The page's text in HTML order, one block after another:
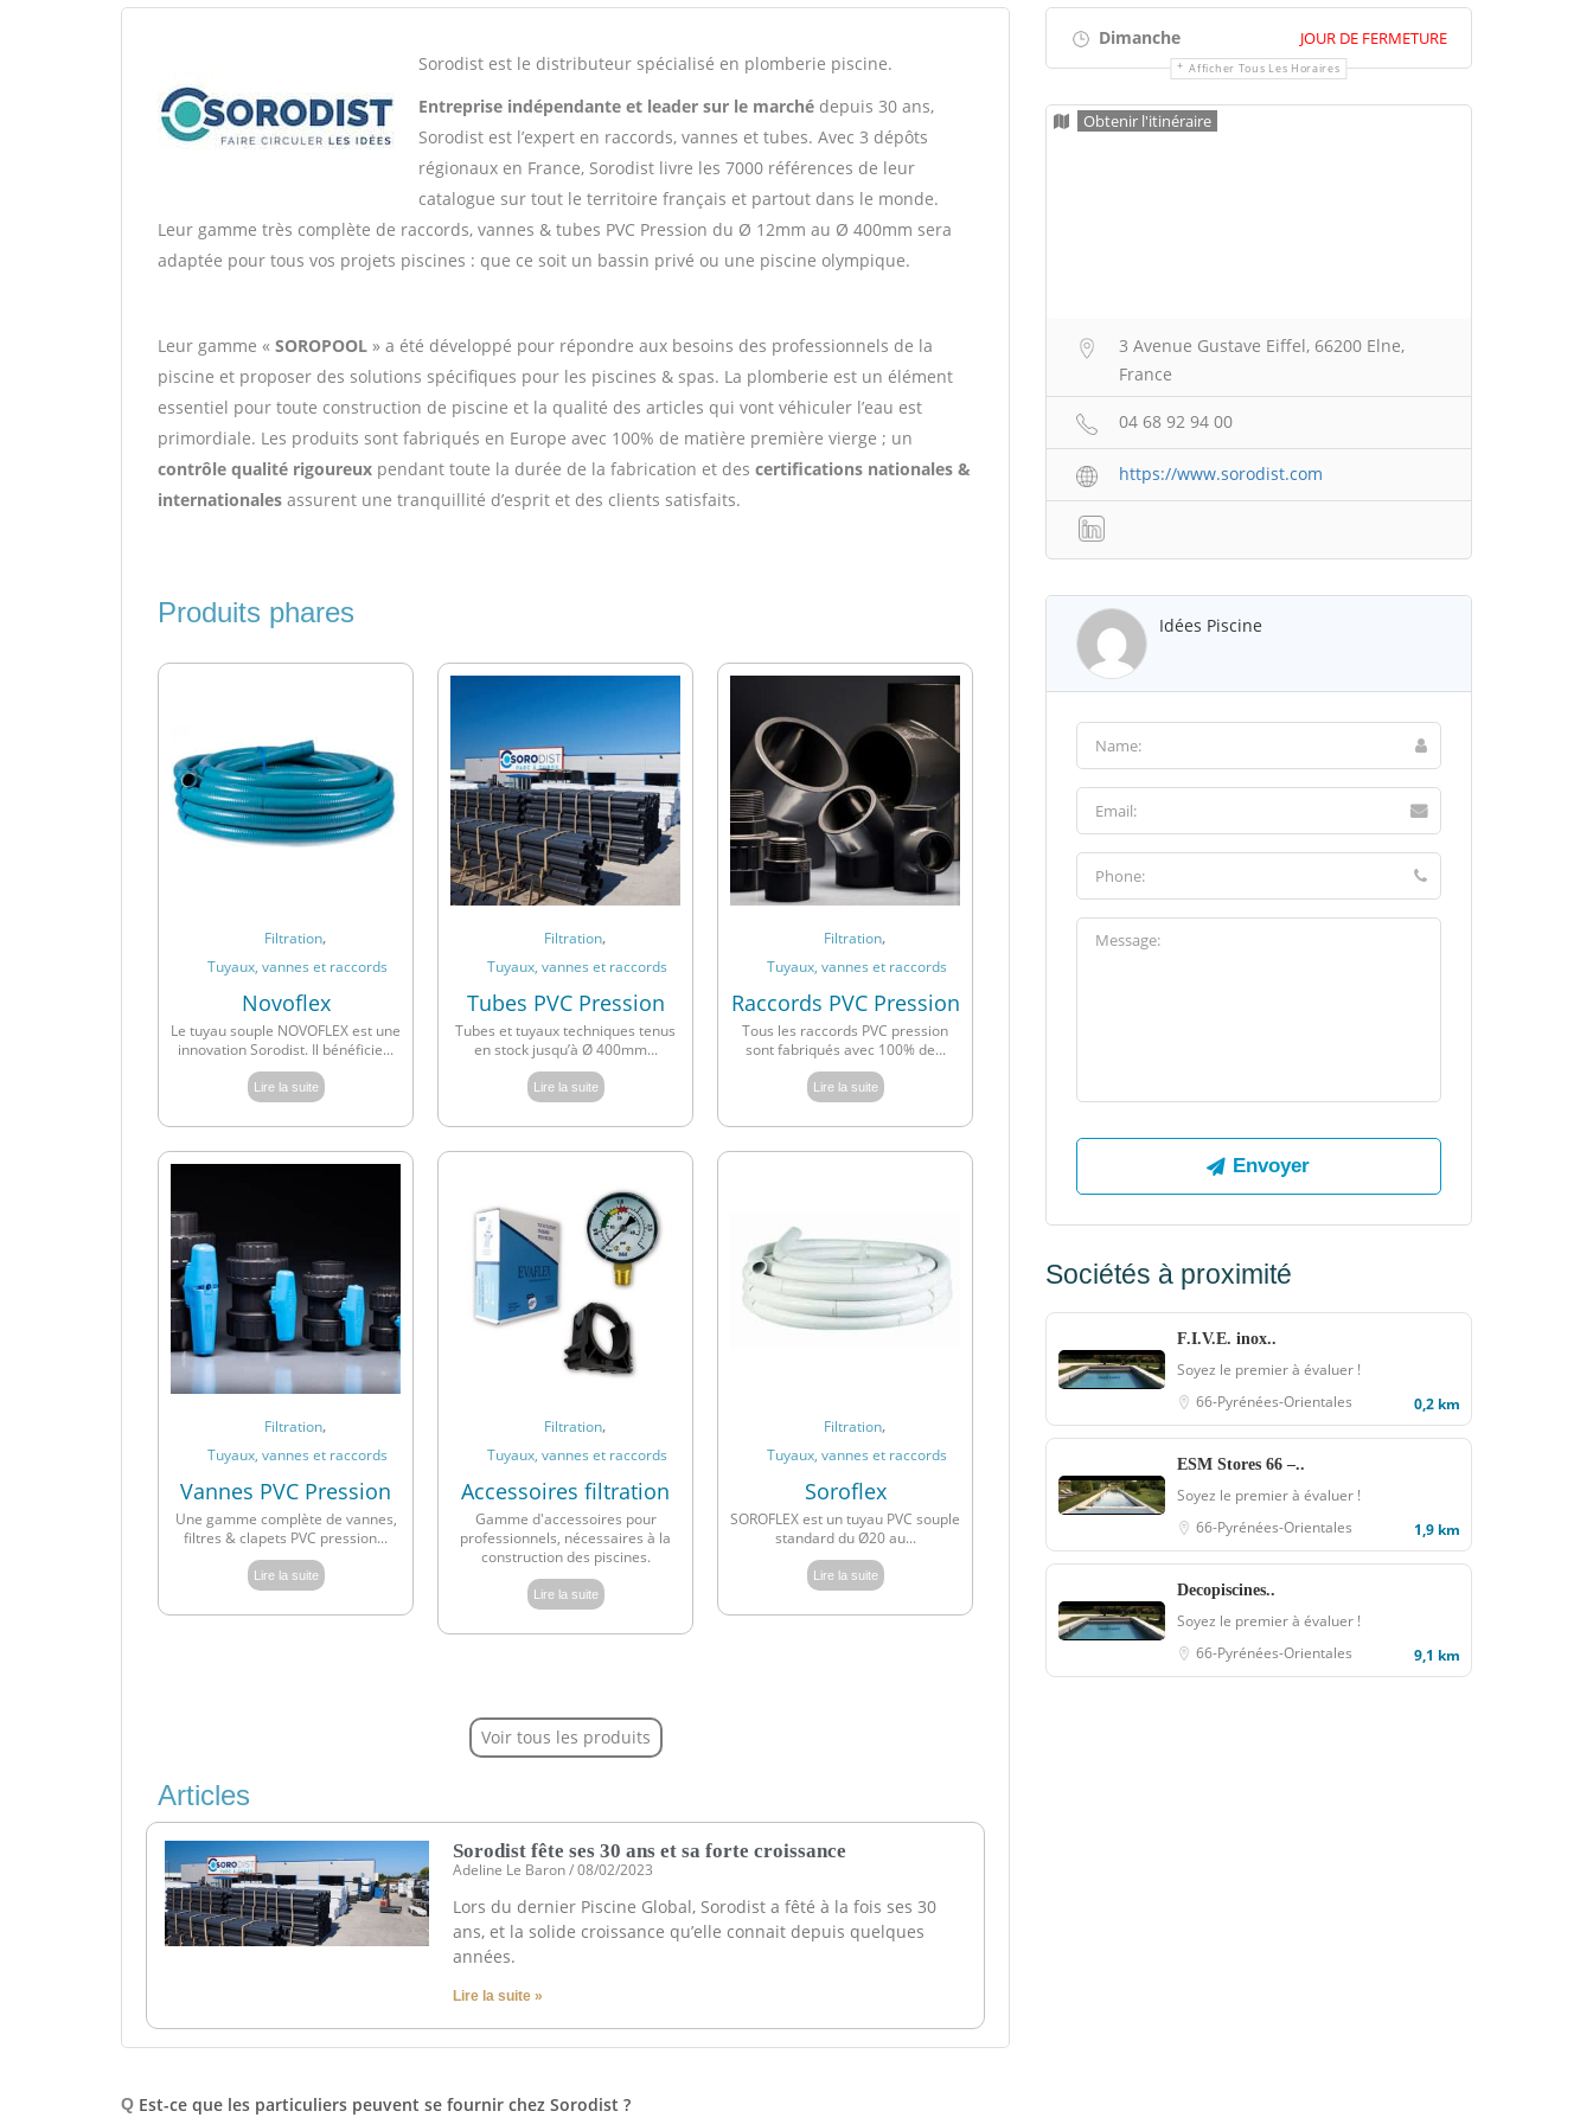
Sorodist est le distributeur spécialisé en plomberie piscine.
Entreprise indépendante et leader sur le marché depuis 30 ans,
Sorodist est l’expert en raccords, vannes et tubes. Avec 3 dépôts
régionaux en France, Sorodist livre les 7000 références de leur
catalogue sur tout le territoire français et partout dans le monde.
Leur gamme très complète de raccords, vannes & tubes PVC Pression du Ø 12mm au Ø 400mm sera
adaptée pour tous vos projets piscines : que ce soit un bassin privé ou une piscine olympique.
Leur gamme « SOROPOOL » a été développé pour répondre aux besoins des professionnels de la
piscine et proposer des solutions spécifiques pour les piscines & spas. La plomberie est un élément
essentiel pour toute construction de piscine et la qualité des articles qui vont véhiculer l’eau est
primordiale. Les produits sont fabriqués en Europe avec 100% de matière première vierge ; un
contrôle qualité rigoureux pendant toute la durée de la fabrication et des certifications nationales &
internationales assurent une tranquillité d’esprit et des clients satisfaits.
Produits phares
Filtration,
Tuyaux, vannes et raccords
Novoflex
Le tuyau souple NOVOFLEX est une
innovation Sorodist. Il bénéficie...
Lire la suite
Filtration,
Tuyaux, vannes et raccords
Tubes PVC Pression
Tubes et tuyaux techniques tenus
en stock jusqu’à Ø 400mm...
Lire la suite
Filtration,
Tuyaux, vannes et raccords
Raccords PVC Pression
Tous les raccords PVC pression
sont fabriqués avec 100% de...
Lire la suite
Filtration,
Tuyaux, vannes et raccords
Vannes PVC Pression
Une gamme complète de vannes,
filtres & clapets PVC pression...
Lire la suite
Filtration,
Tuyaux, vannes et raccords
Accessoires filtration
Gamme d'accessoires pour
professionnels, nécessaires à la
construction des piscines.
Lire la suite
Filtration,
Tuyaux, vannes et raccords
Soroflex
SOROFLEX est un tuyau PVC souple
standard du Ø20 au...
Lire la suite
Voir tous les produits
Articles
Sorodist fête ses 30 ans et sa forte croissance
Adeline Le Baron 08/02/2023
Lors du dernier Piscine Global, Sorodist a fêté à la fois ses 30
ans, et la solide croissance qu’elle connait depuis quelques
années.
Lire la suite »
Q Est-ce que les particuliers peuvent se fournir chez Sorodist ?
Dimanche JOUR DE FERMETURE
Afficher Tous Les Horaires
Obtenir l'itinéraire
3 Avenue Gustave Eiffel, 66200 Elne,
France
04 68 92 94 00
https://www.sorodist.com
Idées Piscine
Sociétés à proximité
F.I.V.E. inox..
Soyez le premier à évaluer !
66-Pyrénées-Orientales
0,2 km
ESM Stores 66 –..
Soyez le premier à évaluer !
66-Pyrénées-Orientales
1,9 km
Decopiscines..
Soyez le premier à évaluer !
66-Pyrénées-Orientales
9,1 km